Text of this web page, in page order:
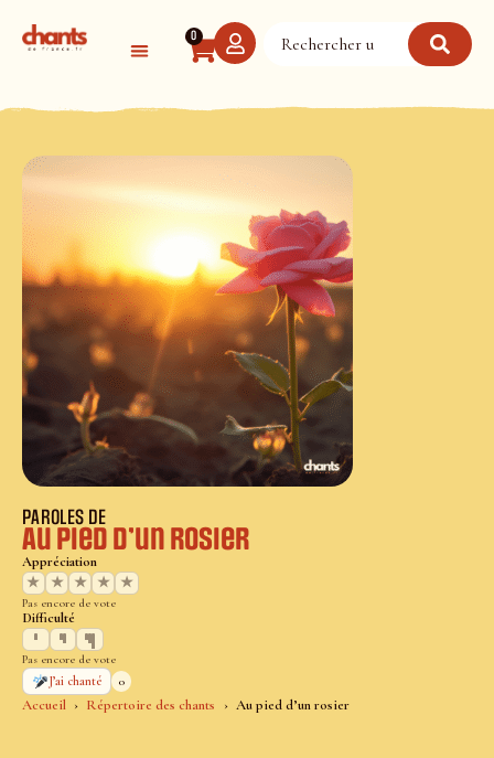
0
Accueil Répertoire des chants Au pied d’un rosier
PAROLES DE
Au pied d’un rosier
Appréciation
★
★ ★ ★ ★
Pas encore de vote
Difficulté
Pas encore de vote
J’ai chanté
0